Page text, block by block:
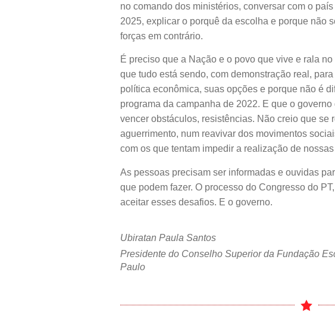
no comando dos ministérios, conversar com o
2025, explicar o porquê da escolha e porque não
forças em contrário.
É preciso que a Nação e o povo que vive e rala
que tudo está sendo, com demonstração real,
política econômica, suas opções e porque não é
programa da campanha de 2022. E que o
vencer obstáculos, resistências. Não creio que se
aguerrimento, num reavivar dos movimentos
com os que tentam impedir a realização de
As pessoas precisam ser informadas e ouvidas
que podem fazer. O processo do Congresso do
aceitar esses desafios. E o governo.
Ubiratan Paula Santos
Presidente do Conselho Superior da Fundação
Paulo